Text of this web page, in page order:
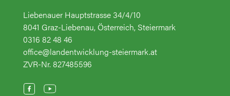
Liebenauer Hauptstrasse 34/4/10
8041 Graz-Liebenau, Österreich, Steiermark
0316 82 48 46
office@landentwicklung-steiermark.at
ZVR-Nr. 827485596